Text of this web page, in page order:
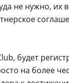
не нужно, их
будет
на более